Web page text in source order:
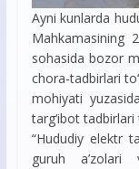
Ayni kunlarda
Mahkamasining
sohasida bozor
chora-tadbirlari
mohiyati
targ‘ibot
“Hududiy elektr
guruh a’zolari